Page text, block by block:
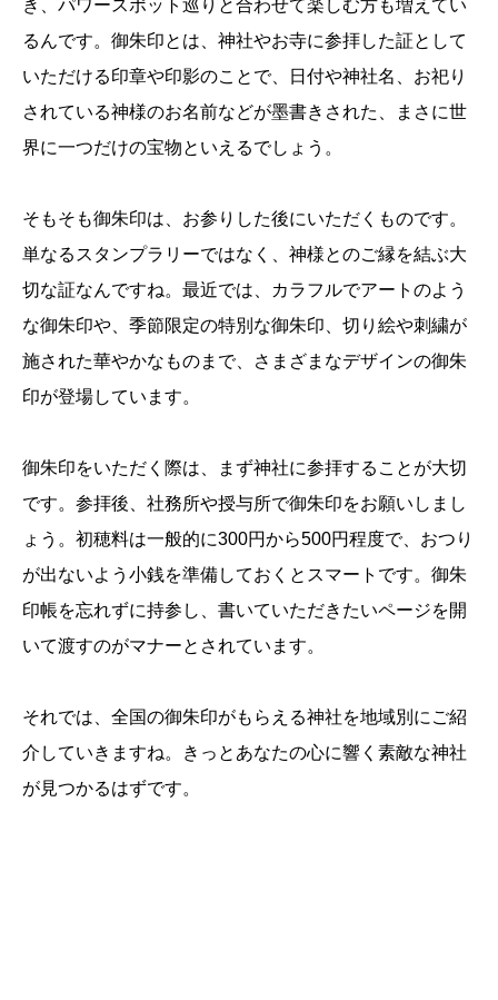
き、パワースポット巡りと合わせて楽しむ方も増えてい
るんです。御朱印とは、神社やお寺に参拝した証として
いただける印章や印影のことで、日付や神社名、お祀り
されている神様のお名前などが墨書きされた、まさに世
界に一つだけの宝物といえるでしょう。
そもそも御朱印は、お参りした後にいただくものです。
単なるスタンプラリーではなく、神様とのご縁を結ぶ大
切な証なんですね。最近では、カラフルでアートのよう
な御朱印や、季節限定の特別な御朱印、切り絵や刺繍が
施された華やかなものまで、さまざまなデザインの御朱
印が登場しています。
御朱印をいただく際は、まず神社に参拝することが大切
です。参拝後、社務所や授与所で御朱印をお願いしまし
ょう。初穂料は一般的に300円から500円程度で、おつり
が出ないよう小銭を準備しておくとスマートです。御朱
印帳を忘れずに持参し、書いていただきたいページを開
いて渡すのがマナーとされています。
それでは、全国の御朱印がもらえる神社を地域別にご紹
介していきますね。きっとあなたの心に響く素敵な神社
が見つかるはずです。